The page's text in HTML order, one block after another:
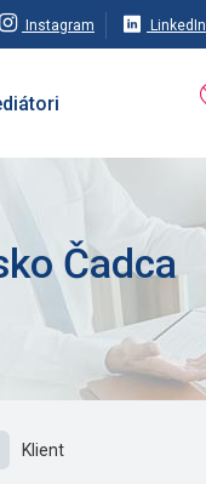
Instagram LinkedIn
Čadca
Klient